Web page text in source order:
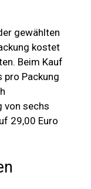
gewählten
kostet
Beim Kauf
pro Packung
von sechs
29,00 Euro